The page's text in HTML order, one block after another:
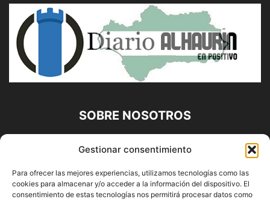
Gestionar consentimiento
Para ofrecer las mejores experiencias, utilizamos tecnologías como las
cookies para almacenar y/o acceder a la información del dispositivo. El
consentimiento de estas tecnologías nos permitirá procesar datos como
SOBRE NOSOTROS
Diario Alhaurín (www.alhaurindelatorre.com) Propiedad de
Francisco E. López López | 639 95 71 95 | Noticias de
Alhaurín de la Torre, Málaga y Provincia|
Contáctanos:info@alhaurindelatorre.com